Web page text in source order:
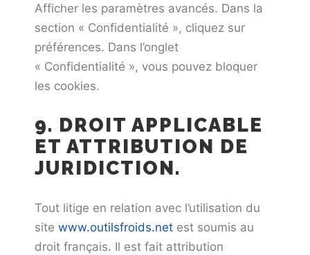
Afficher les paramètres avancés. Dans la
section « Confidentialité », cliquez sur
préférences. Dans l’onglet
« Confidentialité », vous pouvez bloquer
les cookies.
9. DROIT APPLICABLE
ET ATTRIBUTION DE
JURIDICTION.
Tout litige en relation avec l’utilisation du
site www.outilsfroids.net est soumis au
droit français. Il est fait attribution